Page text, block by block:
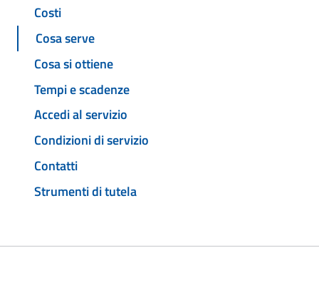
Costi
Cosa serve
Cosa si ottiene
Tempi e scadenze
Accedi al servizio
Condizioni di servizio
Contatti
Strumenti di tutela